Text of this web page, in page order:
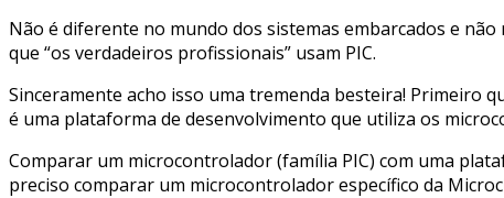
Não é diferente no mundo dos sistemas embarcados e
que “os verdadeiros profissionais” usam PIC.
Sinceramente acho isso uma tremenda besteira! Primeiro
é uma plataforma de desenvolvimento que utiliza os
Comparar um microcontrolador (família PIC) com uma
preciso comparar um microcontrolador específico da